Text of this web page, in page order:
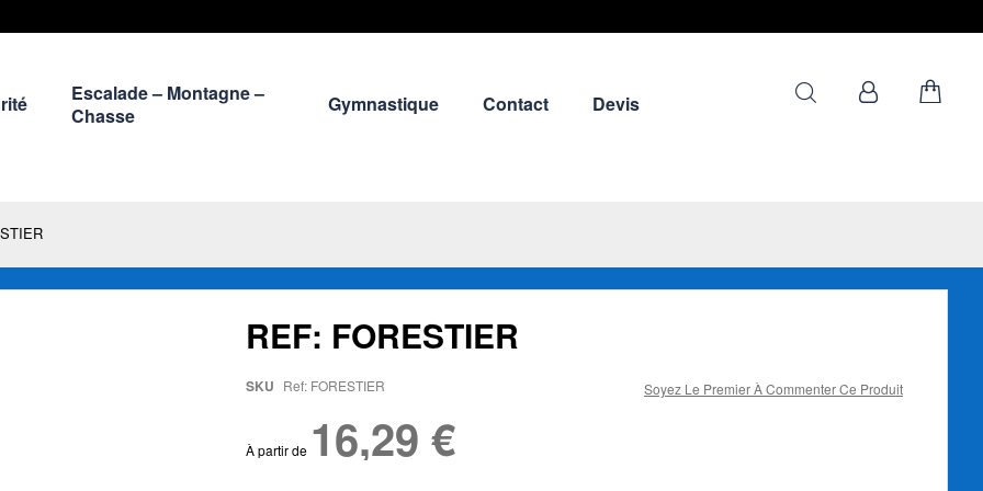
Escalade – Montagne –
Chasse
Gymnastique Contact Devis
REF: FORESTIER
Soyez Le Premier À Commenter Ce Produit
SKU Ref: FORESTIER
À partir de 16,29 €